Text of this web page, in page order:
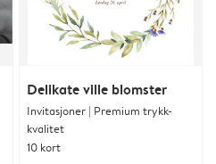
Delikate ville blomster
Invitasjoner | Premium trykk-
kvalitet
10 kort